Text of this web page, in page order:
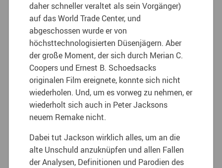
daher schneller veraltet als sein Vorgänger)
auf das World Trade Center, und
abgeschossen wurde er von
höchsttechnologisierten Düsenjägern. Aber
der große Moment, der sich durch Merian C.
Coopers und Ernest B. Schoedsacks
originalen Film ereignete, konnte sich nicht
wiederholen. Und, um es vorweg zu nehmen, er
wiederholt sich auch in Peter Jacksons
neuem Remake nicht.
Dabei tut Jackson wirklich alles, um an die
alte Unschuld anzuknüpfen und allen Fallen
der Analysen, Definitionen und Parodien des